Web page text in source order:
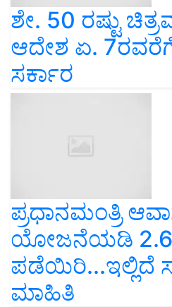
ಶೇ. 50 ರಷ್ಟು
ಆದೇಶ ಏ.
ಸರ್ಕಾರ
ಪ್ರಧಾನಮಂತ್ರಿ
ಯೋಜನೆಯಡಿ 2.67
ಪಡೆಯಿರಿ...ಇಲ್ಲಿದೆ
ಮಾಹಿತಿ